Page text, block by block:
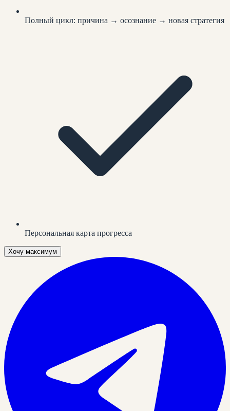
Полный цикл: причина → осознание → новая стратегия
Персональная карта прогресса
Хочу максимум